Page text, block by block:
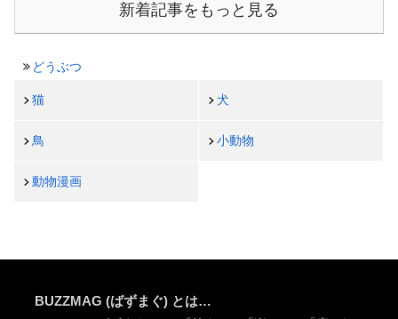
新着記事をもっと見る
どうぶつ
猫 犬
鳥 小動物
動物漫画
BUZZMAG (ばずまぐ) とは…